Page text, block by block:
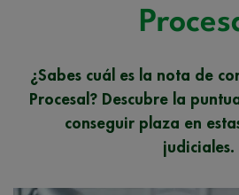
¿Sabes cuál es la nota de
Procesal? Descubre la
conseguir plaza en
judiciales.